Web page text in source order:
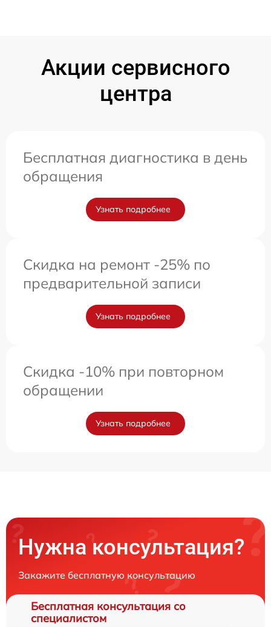
Акции сервисного
центра
Бесплатная диагностика в день
обращения
Узнать подробнее
Скидка на ремонт -25% по
предварительной записи
Узнать подробнее
Скидка -10% при повторном
обращении
Узнать подробнее
Нужна консультация?
Закажите бесплатную консультацию
Бесплатная консультация со
специалистом